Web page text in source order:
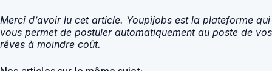
Merci d’avoir lu cet article. Youpijobs est la plateforme qui
vous permet de postuler automatiquement au poste de vos
rêves à moindre coût.